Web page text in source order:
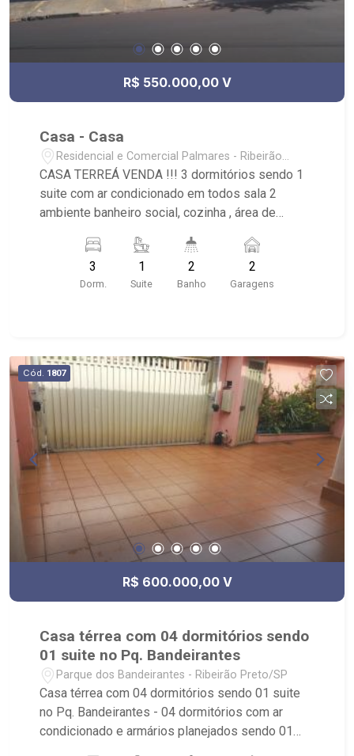
R$ 550.000,00 V
Casa - Casa
Residencial e Comercial Palmares - Ribeirão
Preto/SP
CASA TERREÁ VENDA !!! 3 dormitórios sendo 1
suite com ar condicionado em todos sala 2
ambiente banheiro social, cozinha , área de
corredor lateral. 2 vagas de garagem coberta,
salão que já está funcionando como clinica de
dentista com 1 recepção, 1 sala, 1 banheiro,
farmácias , varejão. FINANCIA!!!
3
Dorm.
1
Suite
2
Banho
2
Garagens
Cód. 1807
R$ 600.000,00 V
Casa térrea com 04 dormitórios sendo
01 suite no Pq. Bandeirantes
Parque dos Bandeirantes - Ribeirão Preto/SP
Casa térrea com 04 dormitórios sendo 01 suite
no Pq. Bandeirantes - 04 dormitórios com ar
condicionado e armários planejados sendo 01